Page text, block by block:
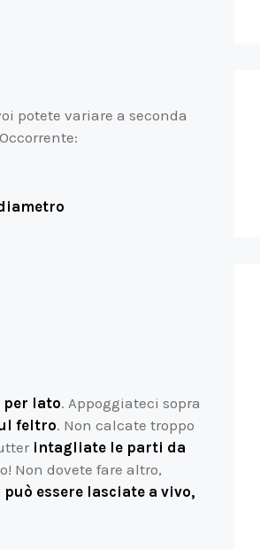
potete variare a seconda
lato. Appoggiateci sopra
feltro. Non calcate troppo
intagliate le parti da
Non dovete fare altro,
essere lasciate a vivo,